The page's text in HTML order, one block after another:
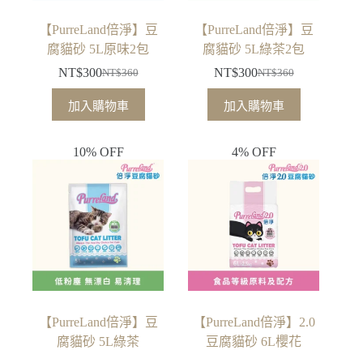
【PurreLand倍淨】豆
腐貓砂 5L原味2包
NT$360
始
價
NT$360。
NT$300
前
價
NT$300。
加入購物車
【PurreLand倍淨】豆
腐貓砂 5L綠茶2包
NT$360
始
價
NT$360。
NT$300
前
價
NT$300。
加入購物車
10% OFF
【PurreLand倍淨】豆
腐貓砂 5L綠茶
4% OFF
【PurreLand倍淨】2.0
豆腐貓砂 6L櫻花